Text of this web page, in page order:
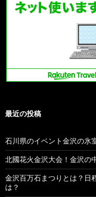
最近の投稿
石川県のイベント金沢の氷
北國花火金沢大会！金沢の
金沢百万石まつりとは？日
は？